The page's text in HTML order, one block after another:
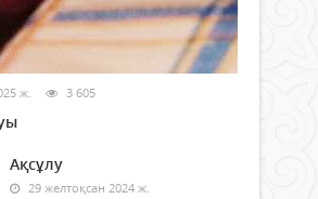
ж. 3 605
Ақсұлу
29 желтоқсан 2024 ж.